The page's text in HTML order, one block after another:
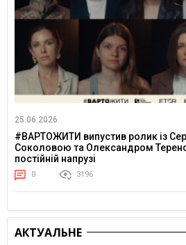
25.06.2026
#ВАРТОЖИТИ випустив ролик із
Соколовою та Олександром
постійній напрузі
0 3196
АКТУАЛЬНЕ